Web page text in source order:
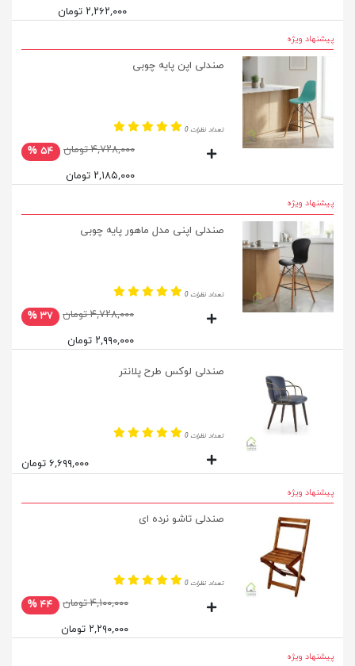
۲,۲۶۲,۰۰۰ تومان
پیشنهاد ویژه
صندلی اپن پایه چوبی
تعداد نظرات 0
۴,۷۲۸,۰۰۰ تومان
۵۴ %
۲,۱۸۵,۰۰۰ تومان
پیشنهاد ویژه
صندلی اپنی مدل ماهور پایه چوبی
تعداد نظرات 0
۴,۷۲۸,۰۰۰ تومان
۳۷ %
۲,۹۹۰,۰۰۰ تومان
صندلی لوکس طرح پلانتر
تعداد نظرات 0
۶,۶۹۹,۰۰۰ تومان
پیشنهاد ویژه
صندلی تاشو نرده ای
تعداد نظرات 0
۴,۱۰۰,۰۰۰ تومان
۴۴ %
۲,۲۹۰,۰۰۰ تومان
پیشنهاد ویژه